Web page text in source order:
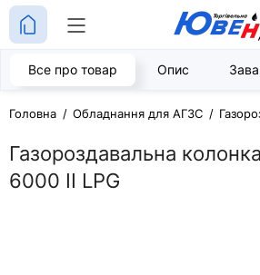
Головна Обладнання для АГЗС
Газороздавальна
6000 II LPG
Все про товар Опис